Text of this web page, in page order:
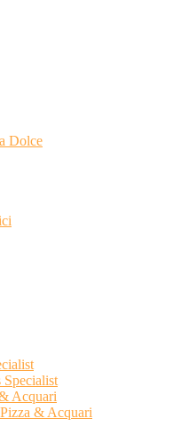
Dolce
Acquari
& Acquari